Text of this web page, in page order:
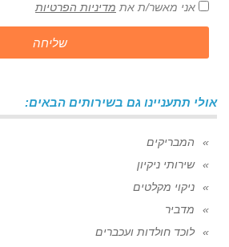
אני מאשר/ת את מדיניות הפרטיות
שליחה
אולי תתעניינו גם בשירותים הבאים:
המבריקים
שירותי ניקיון
ניקוי מקלטים
מדביר
לוכד חולדות ועכברים